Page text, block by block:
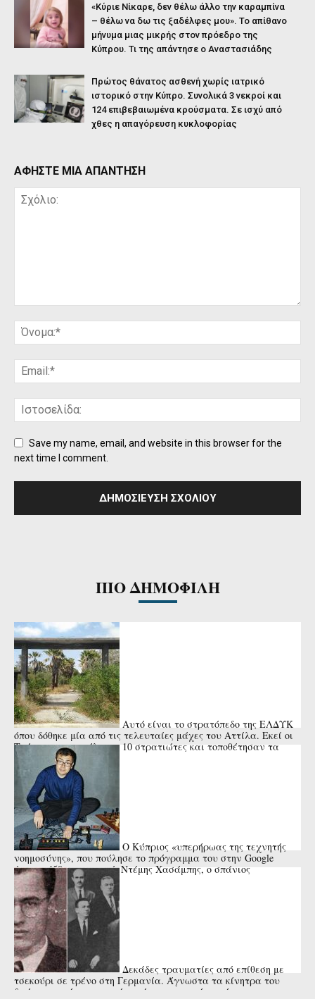
«Κύριε Νίκαρε, δεν θέλω άλλο την καραμπίνα
– θέλω να δω τις ξαδέλφες μου». Το απίθανο
μήνυμα μιας μικρής στον πρόεδρο της
Κύπρου. Τι της απάντησε ο Αναστασιάδης
Πρώτος θάνατος ασθενή χωρίς ιατρικό
ιστορικό στην Κύπρο. Συνολικά 3 νεκροί και
124 επιβεβαιωμένα κρούσματα. Σε ισχύ από
χθες η απαγόρευση κυκλοφορίας
ΑΦΗΣΤΕ ΜΙΑ ΑΠΑΝΤΗΣΗ
Save my name, email, and website in this browser for the
next time I comment.
ΠΙΟ ΔΗΜΟΦΙΛΗ
Αυτό είναι το στρατόπεδο της ΕΛΔΥΚ
όπου δόθηκε μία από τις τελευταίες μάχες του Αττίλα. Εκεί οι
Τούρκοι αποκεφάλισαν 10 στρατιώτες και τοποθέτησαν τα
κεφάλια ...
Ο Κύπριος «υπερήρωας της τεχνητής
νοημοσύνης», που πούλησε το πρόγραμμα του στην Google
έναντι 450 εκατ. ευρώ. Ντέμης Χασάμπης, ο σπάνιος
επιστήμονας.
Δεκάδες τραυματίες από επίθεση με
τσεκούρι σε τρένο στη Γερμανία. Άγνωστα τα κίνητρα του
δράστη που έπεσε νεκρός από αστυνομικά πυρά